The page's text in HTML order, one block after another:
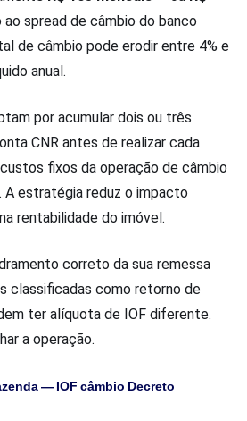
ao spread de câmbio do banco
de câmbio pode erodir entre 4% e
anual.
por acumular dois ou três
CNR antes de realizar cada
fixos da operação de câmbio
A estratégia reduz o impacto
rentabilidade do imóvel.
correto da sua remessa
classificadas como retorno de
ter alíquota de IOF diferente.
a operação.
— IOF câmbio Decreto